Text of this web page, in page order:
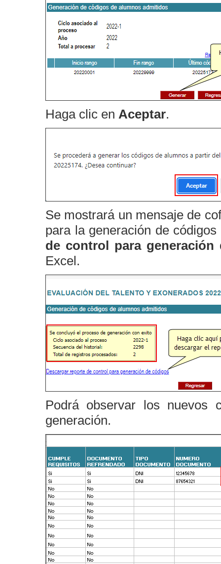
Haga clic en Aceptar.
Se mostrará un mensaje de
para la generación de
de control para generación
Excel.
Podrá observar los nuevos
generación.